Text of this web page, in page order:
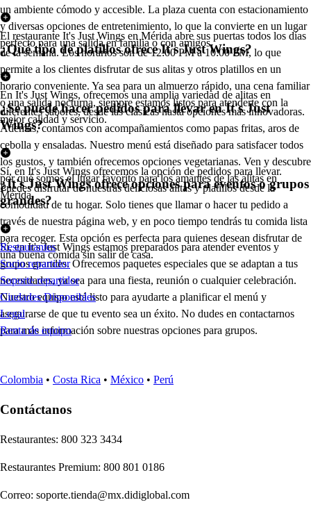
un ambiente cómodo y accesible. La plaza cuenta con estacionamiento
y diversas opciones de entretenimiento, lo que la convierte en un lugar
perfecto para una salida en familia o con amigos.
El restaurante It's Just Wings en Mérida abre sus puertas todos los días
de la semana. Los horarios son de 12:00 PM a 10:00 PM, lo que
permite a los clientes disfrutar de sus alitas y otros platillos en un
horario conveniente. Ya sea para un almuerzo rápido, una cena familiar
o una salida nocturna, siempre estamos listos para atenderte con la
mejor calidad y servicio.
¿Qué tipo de platillos ofrece It's Just Wings?
En It's Just Wings, ofrecemos una amplia variedad de alitas en
diferentes sabores, desde las clásicas hasta opciones más innovadoras.
Además, contamos con acompañamientos como papas fritas, aros de
cebolla y ensaladas. Nuestro menú está diseñado para satisfacer todos
los gustos, y también ofrecemos opciones vegetarianas. Ven y descubre
por qué somos el lugar favorito para los amantes de las alitas en
Mérida.
¿Se puede hacer pedidos para llevar en It's Just
Wings?
Sí, en It's Just Wings ofrecemos la opción de pedidos para llevar.
Puedes disfrutar de nuestras deliciosas alitas y platillos desde la
comodidad de tu hogar. Solo tienes que llamar o hacer tu pedido a
través de nuestra página web, y en poco tiempo tendrás tu comida lista
para recoger. Esta opción es perfecta para quienes desean disfrutar de
una buena comida sin salir de casa.
¿It's Just Wings ofrece opciones para eventos o grupos
grandes?
Sí, en It's Just Wings estamos preparados para atender eventos y
grupos grandes. Ofrecemos paquetes especiales que se adaptan a tus
necesidades, ya sea para una fiesta, reunión o cualquier celebración.
Nuestro equipo está listo para ayudarte a planificar el menú y
asegurarse de que tu evento sea un éxito. No dudes en contactarnos
para más información sobre nuestras opciones para grupos.
Restaurantes
Socio repartidor
Soporte repartidor
Ciudades Disponibles
Legal
Renta de equipo
Colombia • Costa Rica • México • Perú
Contáctanos
Restaurantes: 800 323 3434
Restaurantes Premium: 800 801 0186
Correo: soporte.tienda@mx.didiglobal.com